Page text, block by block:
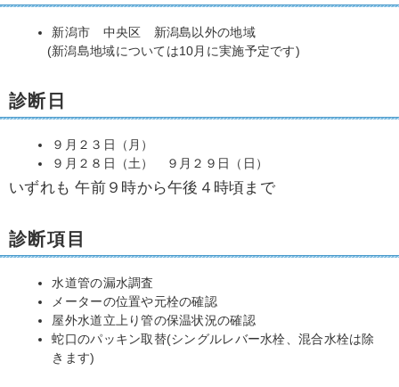
新潟市 中央区 新潟島以外の地域
(新潟島地域については10月に実施予定です)
診断日
９月２３日（月）
９月２８日（土） ９月２９日（日）
いずれも 午前９時から午後４時頃まで
診断項目
水道管の漏水調査
メーターの位置や元栓の確認
屋外水道立上り管の保温状況の確認
蛇口のパッキン取替(シングルレバー水栓、混合水栓は除
きます)